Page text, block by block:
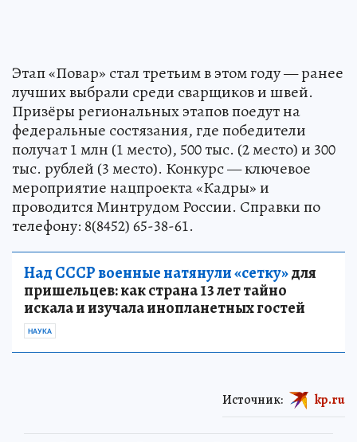
Этап «Повар» стал третьим в этом году — ранее
лучших выбрали среди сварщиков и швей.
Призёры региональных этапов поедут на
федеральные состязания, где победители
получат 1 млн (1 место), 500 тыс. (2 место) и 300
тыс. рублей (3 место). Конкурс — ключевое
мероприятие нацпроекта «Кадры» и
проводится Минтрудом России. Справки по
телефону: 8(8452) 65-38-61.
Над СССР военные натянули «сетку»для
пришельцев: как страна 13 лет тайно
искала и изучала инопланетных гостей
НАУКА
Источник: kp.ru